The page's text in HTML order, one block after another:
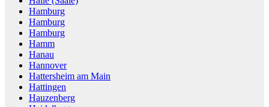
Hamburg
Hamburg
Hamburg
Hamm
Hanau
Hannover
Hattersheim am Main
Hattingen
Hauzenberg